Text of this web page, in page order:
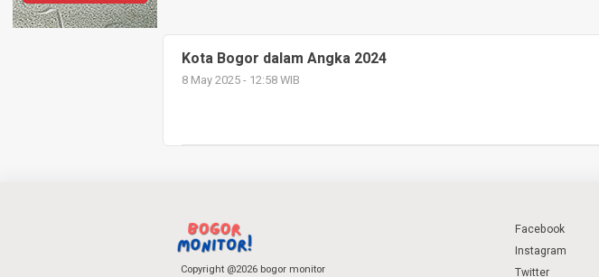
Kota Bogor dalam Angka 2024
8 May 2025 - 12:58 WIB
Copyright @2026 bogor monitor
Facebook
Instagram
Twitter